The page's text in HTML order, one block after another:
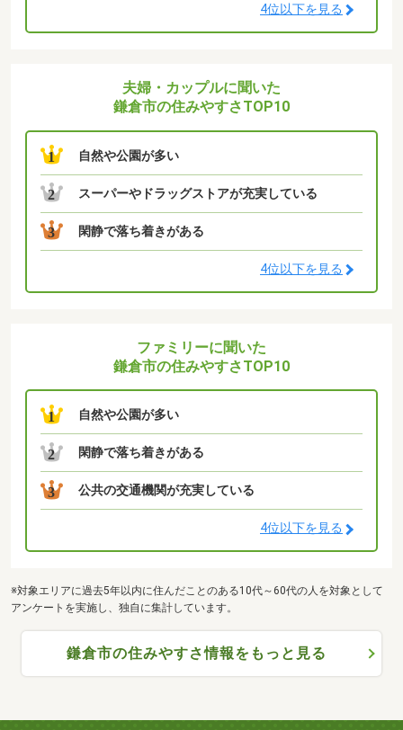
4位以下を見る
夫婦・カップルに聞いた
鎌倉市の住みやすさTOP10
1 自然や公園が多い
2 スーパーやドラッグストアが充実している
3 閑静で落ち着きがある
4位以下を見る
ファミリーに聞いた
鎌倉市の住みやすさTOP10
1 自然や公園が多い
2 閑静で落ち着きがある
3 公共の交通機関が充実している
4位以下を見る
※対象エリアに過去5年以内に住んだことのある10代～60代の人を対象として
アンケートを実施し、独自に集計しています。
鎌倉市の住みやすさ情報をもっと見る